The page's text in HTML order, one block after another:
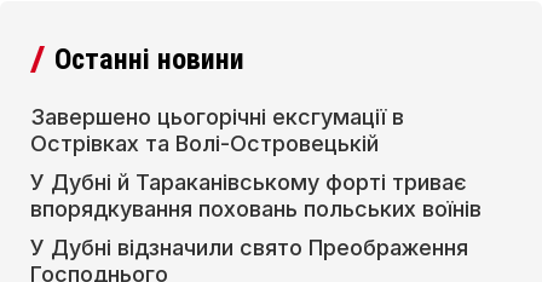
Останні новини
Завершено цьогорічні ексгумації в
Острівках та Волі-Островецькій
У Дубні й Тараканівському форті триває
впорядкування поховань польських воїнів
У Дубні відзначили свято Преображення
Господнього